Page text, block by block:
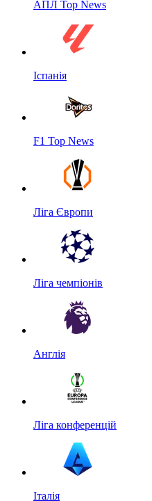
АПЛ Top News
Іспанія
F1 Top News
Ліга Європи
Ліга чемпіонів
Англія
Ліга конференцій
Італія